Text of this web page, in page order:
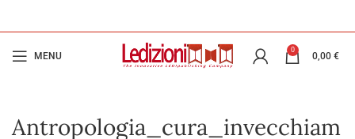
MENU
0
0,00 €
Antropologia_cura_invecchiam